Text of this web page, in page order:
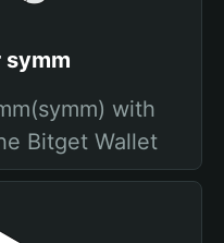
symm
with
Bitget Wallet